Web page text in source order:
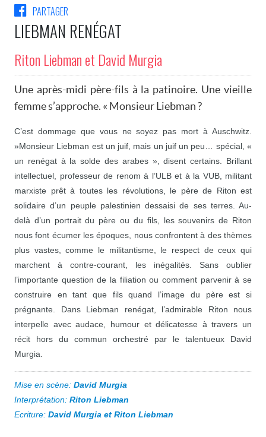
PARTAGER
LIEBMAN RENÉGAT
Riton Liebman et David Murgia
Une après-midi père-fils à la patinoire. Une vieille
femme s’approche. « Monsieur Liebman ?
C’est dommage que vous ne soyez pas mort à Auschwitz.
»Monsieur Liebman est un juif, mais un juif un peu… spécial, «
un renégat à la solde des arabes », disent certains. Brillant
intellectuel, professeur de renom à l’ULB et à la VUB, militant
marxiste prêt à toutes les révolutions, le père de Riton est
solidaire d’un peuple palestinien dessaisi de ses terres. Au-
delà d’un portrait du père ou du fils, les souvenirs de Riton
nous font écumer les époques, nous confrontent à des thèmes
plus vastes, comme le militantisme, le respect de ceux qui
marchent à contre-courant, les inégalités. Sans oublier
l’importante question de la filiation ou comment parvenir à se
construire en tant que fils quand l’image du père est si
prégnante. Dans Liebman renégat, l’admirable Riton nous
interpelle avec audace, humour et délicatesse à travers un
récit hors du commun orchestré par le talentueux David
Murgia.
Mise en scène: David Murgia
Interprétation: Riton Liebman
Ecriture: David Murgia et Riton Liebman